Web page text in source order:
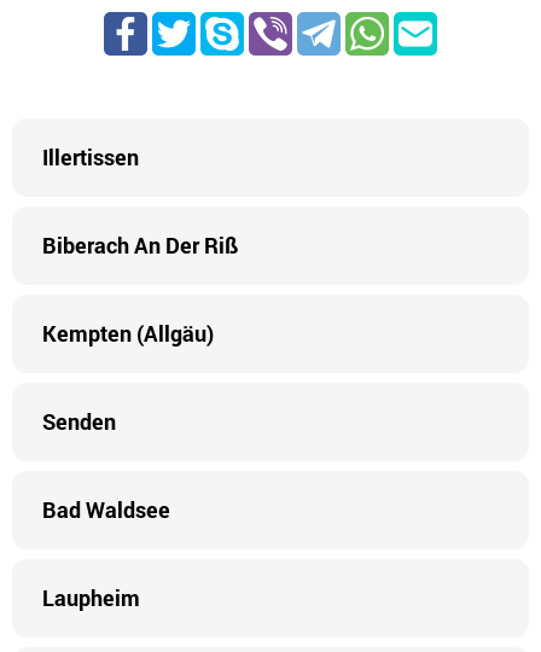
Illertissen
Biberach An Der Riß
Kempten (Allgäu)
Senden
Bad Waldsee
Laupheim